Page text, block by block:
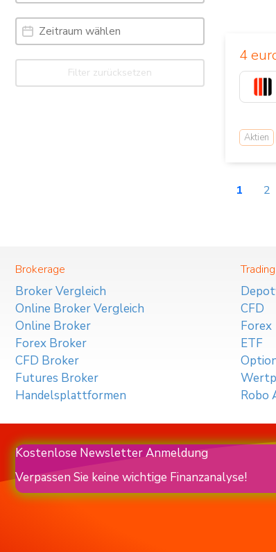
Date Range
Date
Filter zurücksetzen
4
Aktien
1 2
Brokerage
Broker Vergleich
Online Broker Vergleich
Online Broker
Forex Broker
CFD Broker
Futures Broker
Handelsplattformen
Trading
CFD
Forex
ETF
Robo
Kostenlose Newsletter Anmeldung
Verpassen Sie keine wichtige Finanzanalyse!